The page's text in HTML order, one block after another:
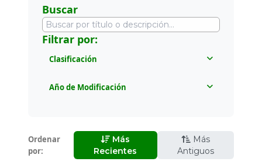
Buscar
Filtrar por:
Clasificación
Año de Modificación
Ordenar
por:
Más
Recientes
Más
Antiguos